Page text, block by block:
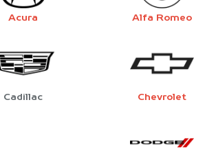
Acura Alfa Romeo
Cadillac Chevrolet